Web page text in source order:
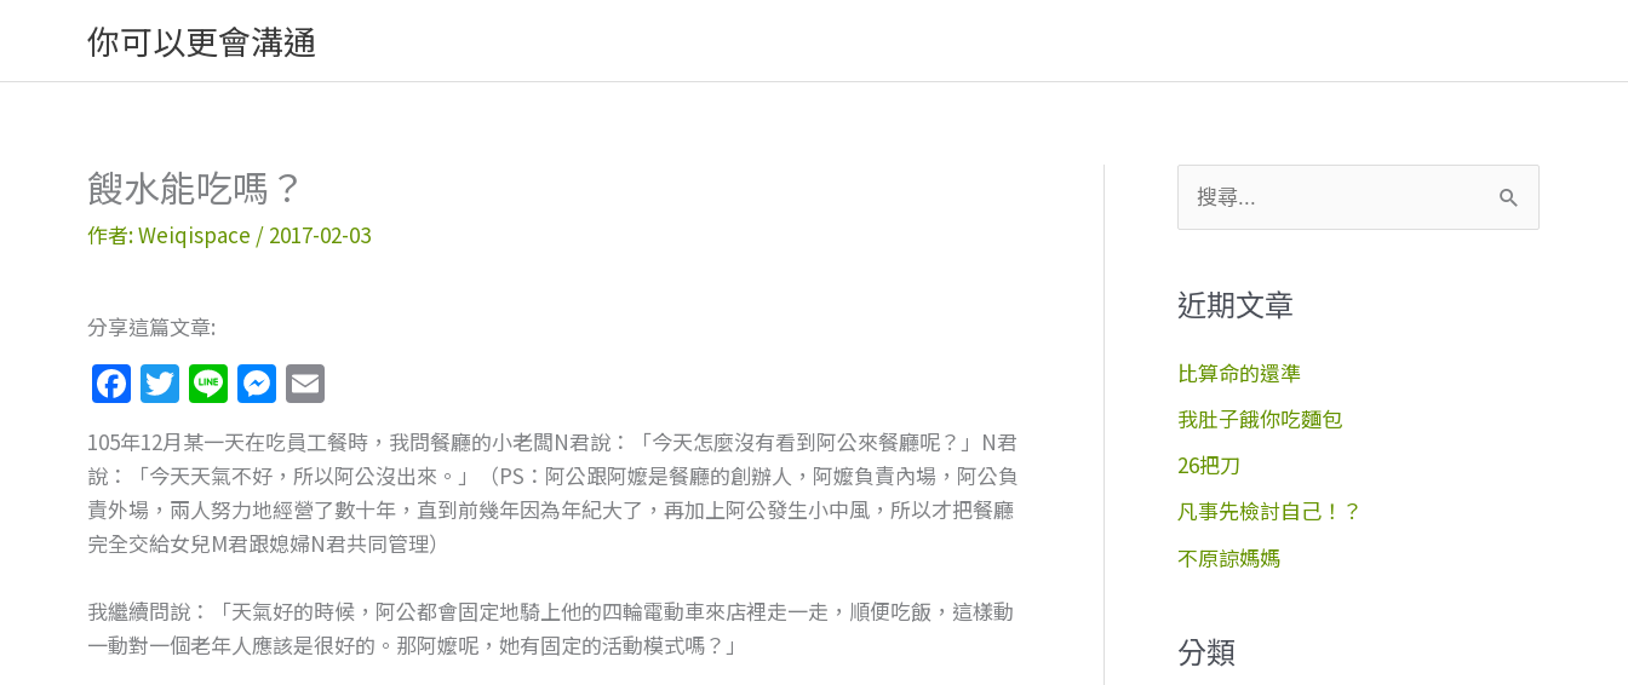
主
你可以更會溝通
餿水能吃嗎？
作者:Weiqispace / 2017-02-03
分享這篇文章:
F
a
c
e
b
o
k
T
w
itt
er
Li
n
e
M
e
ss
e
n
er
m
ai
l
105年12月某一天在吃員工餐時，我問餐廳的小老闆N君說：「今天怎麼沒有看到阿公來餐廳呢？」N君
說：「今天天氣不好，所以阿公沒出來。」（PS：阿公跟阿嬤是餐廳的創辦人，阿嬤負責內場，阿公負
責外場，兩人努力地經營了數十年，直到前幾年因為年紀大了，再加上阿公發生小中風，所以才把餐廳
完全交給女兒M君跟媳婦N君共同管理）
我繼續問說：「天氣好的時候，阿公都會固定地騎上他的四輪電動車來店裡走一走，順便吃飯，這樣動
一動對一個老年人應該是很好的。那阿嬤呢，她有固定的活動模式嗎？」
尋
鍵
字
:
近期文章
比算命的還準
我肚子餓你吃麵包
26把刀
凡事先檢討自己！？
不原諒媽媽
分類